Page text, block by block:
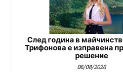
След година в
Трифонова е изправена
решение
06/08/2026